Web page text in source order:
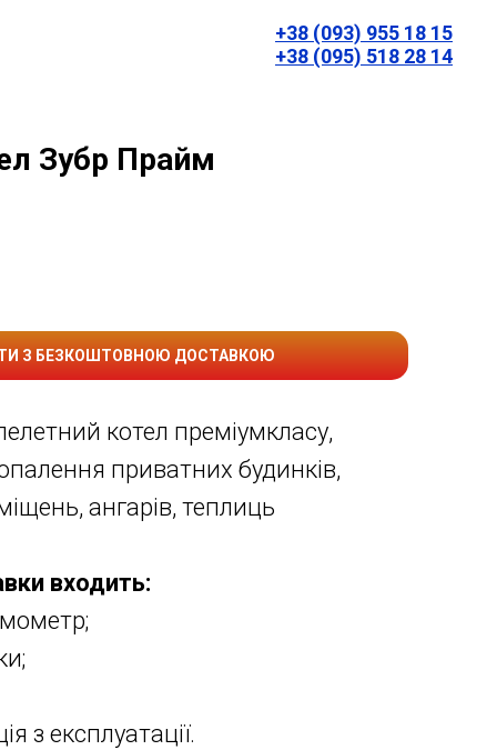
+38 (093) 955 18 15
+38 (095) 518 28 14
Зубр Прайм
З БЕЗКОШТОВНОЮ ДОСТАВКОЮ
котел преміумкласу,
приватних будинків,
ангарів, теплиць
входить:
з експлуатації.